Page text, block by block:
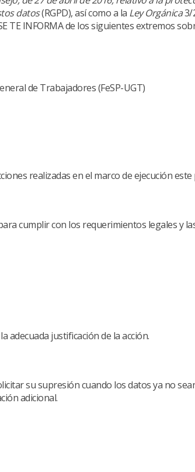
datos(RGPD), así como a la Ley Orgánica3/
TE INFORMA de los siguientes extremos
de Trabajadores (FeSP-UGT)
realizadas en el marco de ejecución
cumplir con los requerimientos legales y
adecuada justificación de la acción.
su supresión cuando los datos ya no
adicional.